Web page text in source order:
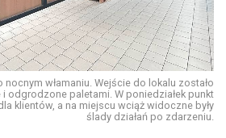
nocnym włamaniu. Wejście do lokalu zostało
odgrodzone paletami. W poniedziałek punkt
klientów, a na miejscu wciąż widoczne były
ślady działań po zdarzeniu.